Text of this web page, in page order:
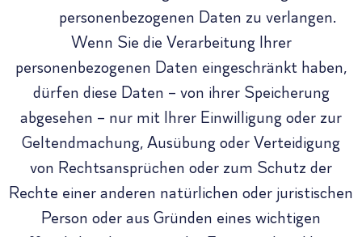
personenbezogenen Daten zu verlangen.
Wenn Sie die Verarbeitung Ihrer
personenbezogenen Daten eingeschränkt haben,
dürfen diese Daten – von ihrer Speicherung
abgesehen – nur mit Ihrer Einwilligung oder zur
Geltendmachung, Ausübung oder Verteidigung
von Rechtsansprüchen oder zum Schutz der
Rechte einer anderen natürlichen oder juristischen
Person oder aus Gründen eines wichtigen